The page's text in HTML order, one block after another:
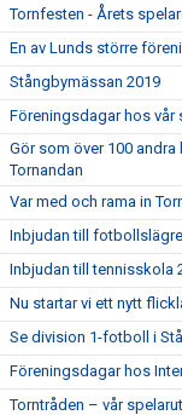
Tornfesten - Årets
En av Lunds större
Stångbymässan 2019
Föreningsdagar hos
Gör som över 100 andra
Tornandan
Var med och rama in
Inbjudan till
Inbjudan till tennisskola
Nu startar vi ett nytt
Se division 1-fotboll i
Föreningsdagar hos
Torntråden – vår